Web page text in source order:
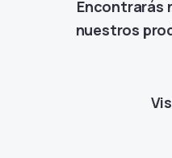
Encontrarás
nuestros